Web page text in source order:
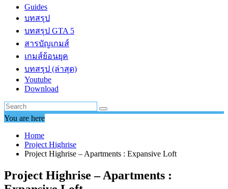
Guides
บทสรุป
บทสรุป GTA 5
สารบัญเกมส์
เกมส์ย้อนยุค
บทสรุป (ล่าสุด)
Youtube
Download
You are here
Home
Project Highrise
Project Highrise – Apartments : Expansive Loft
Project Highrise – Apartments :